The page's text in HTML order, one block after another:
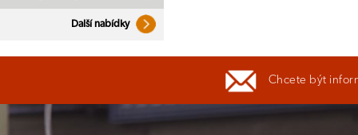
Další nabídky
Chcete být